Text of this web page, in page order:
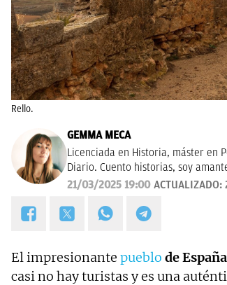
Rello.
GEMMA MECA
Licenciada en Historia, máster en
Diario. Cuento historias, soy
tendencias en moda. Experta en
21/03/2025 19:00 ACTUALIZADO:
El impresionante pueblo de
casi no hay turistas y es una